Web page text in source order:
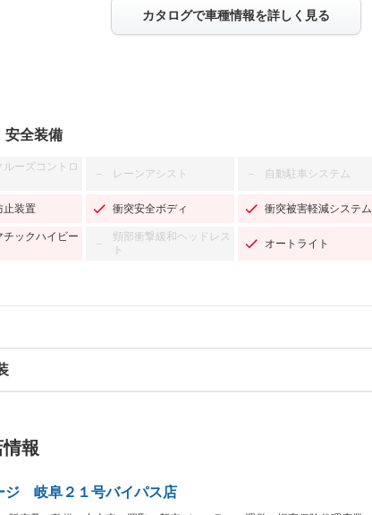
カタログで車種情報を詳しく見る
安全装備
ルーズコントロ
－ レーンアシスト － 自動駐車システム
止装置 衝突安全ボディ 衝突被害軽減システム
チックハイビー
－
頸部衝撃緩和ヘッドレス
ト
オートライト
：運転席/助手席
アシストコントロール
：CDまたはCDチェンジャー
イトウォッシャ
－ 革シート
報
ジ 岐阜２１号バイパス店